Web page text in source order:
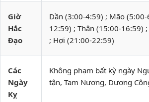
Giờ
Hắc
Đạo
Dần (3:00-4:59) ; Mão
12:59) ; Thân (15:00-16:59)
; Hợi (21:00-22:59)
Các
Ngày
Kỵ
Không phạm bất kỳ ngày
tận, Tam Nương, Dương